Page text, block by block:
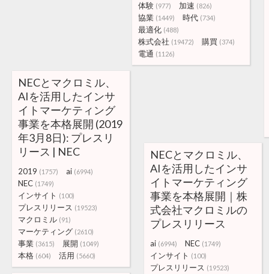
体験 (977) 加速 (826)
協業 (1449) 時代 (734)
最適化 (488)
株式会社 (19472) 購買 (374)
電通 (1126)
NECとマクロミル、
AIを活用したインサ
イトマーケティング
事業を本格展開 (2019
年3月8日): プレスリ
リース | NEC
2019 (1757) ai (6994)
NEC (1749)
インサイト (100)
プレスリリース (19523)
マクロミル (91)
マーケティング (2610)
事業 (3615) 展開 (1049)
本格 (604) 活用 (5660)
NECとマクロミル、
AIを活用したインサ
イトマーケティング
事業を本格展開｜株
式会社マクロミルの
プレスリリース
ai (6994) NEC (1749)
インサイト (100)
プレスリリース (19523)